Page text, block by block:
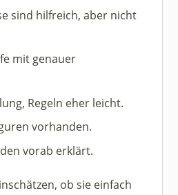
sind hilfreich, aber nicht
mit genauer
Regeln eher leicht.
vorhanden.
vorab erklärt.
ob sie einfach